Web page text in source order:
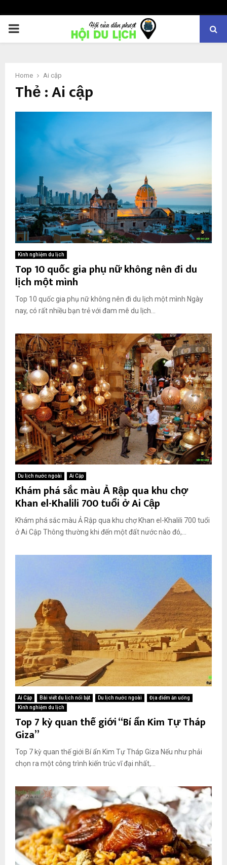
PRIMARY
Home Ai cập
Thẻ : Ai cập
Kinh nghiệm du lịch
Top 10 quốc gia phụ nữ không nên đi du
lịch một mình
Top 10 quốc gia phụ nữ không nên đi du lịch một mình Ngày
nay, có rất nhiều bạn trẻ với đam mê du lịch...
Du lịch nước ngoài Ai Cập
Khám phá sắc màu Ả Rập qua khu chợ
Khan el-Khalili 700 tuổi ở Ai Cập
Khám phá sắc màu Ả Rập qua khu chợ Khan el-Khalili 700 tuổi
ở Ai Cập Thông thường khi đến một đất nước nào đó,...
Ai Cập Bài viết du lịch nổi bật Du lịch nước ngoài
Địa điểm ăn uống
Kinh nghiệm du lịch
Top 7 kỳ quan thế giới “Bí ẩn Kim Tự Tháp
Giza”
Top 7 kỳ quan thế giới Bí ẩn Kim Tự Tháp Giza Nếu như phải
chọn ra một công trình kiến trúc vĩ đại nhất,...